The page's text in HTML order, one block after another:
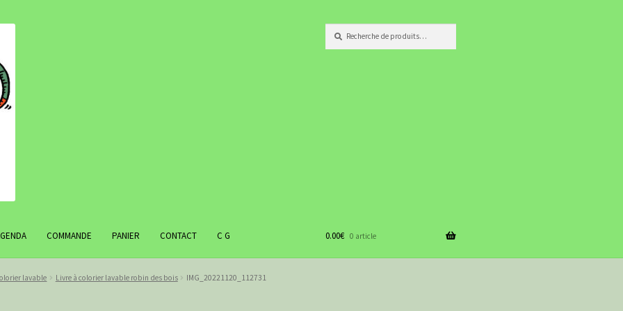
pour :
COMMANDE PANIER CONTACT C G 0.00€ 0 article
lavable Livre à colorier lavable robin des bois IMG_20221120_112731